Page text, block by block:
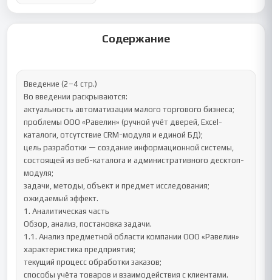
Содержание
Введение (2–4 стр.)
Во введении раскрываются:
актуальность автоматизации малого торгового бизнеса;
проблемы ООО «Равелин» (ручной учёт дверей, Excel-
каталоги, отсутствие CRM-модуля и единой БД);
цель разработки — создание информационной системы,
состоящей из веб-каталога и административного десктоп-
модуля;
задачи, методы, объект и предмет исследования;
ожидаемый эффект.
1. Аналитическая часть
Обзор, анализ, постановка задачи.
1.1. Анализ предметной области компании ООО «Равелин»
характеристика предприятия;
текущий процесс обработки заказов;
способы учёта товаров и взаимодействия с клиентами.